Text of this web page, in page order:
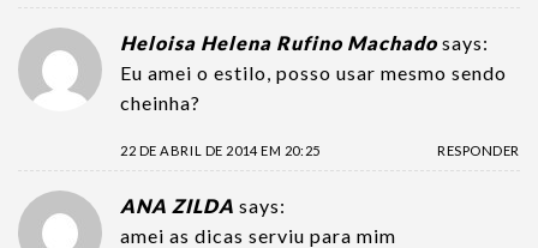
Heloisa Helena Rufino Machado says:
Eu amei o estilo, posso usar mesmo sendo
cheinha?
22 DE ABRIL DE 2014 EM 20:25 RESPONDER
ANA ZILDA says:
amei as dicas serviu para mim